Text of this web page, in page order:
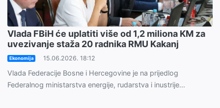
Vlada FBiH će uplatiti više od 1,2 miliona KM za
uvezivanje staža 20 radnika RMU Kakanj
Ekonomija 15.06.2026. 18:12
Vlada Federacije Bosne i Hercegovine je na prijedlog
Federalnog ministarstva energije, rudarstva i inustrije...